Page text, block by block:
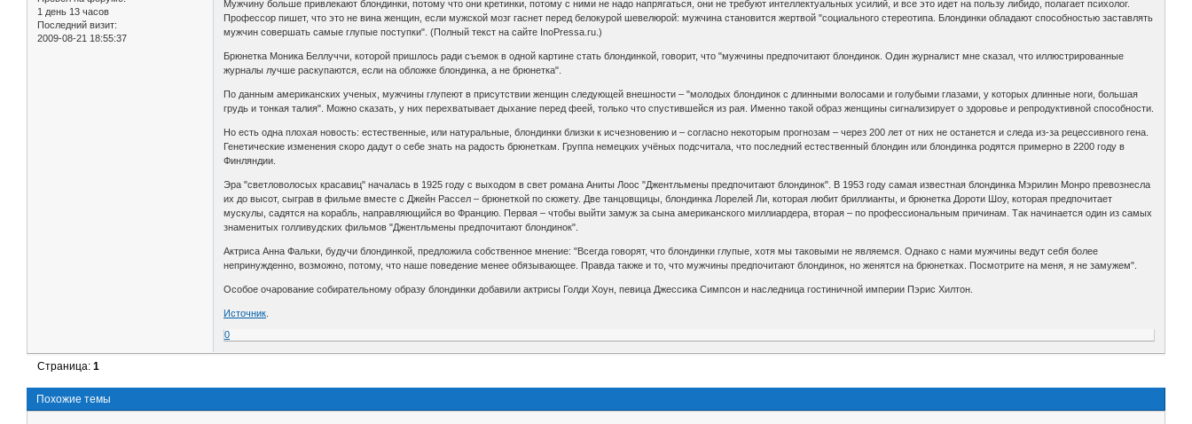
1 день 13 часов
Последний визит:
2009-08-21 18:55:37
Мужчину больше привлекают блондинки, потому что они кретинки, потому с ними не надо напрягаться, они не требуют интеллектуальных усилий, и все это идет на пользу либидо, полагает психолог.
Профессор пишет, что это не вина женщин, если мужской мозг гаснет перед белокурой шевелюрой: мужчина становится жертвой "социального стереотипа. Блондинки обладают способностью заставлять
мужчин совершать самые глупые поступки". (Полный текст на сайте InoPressa.ru.)
Брюнетка Моника Беллуччи, которой пришлось ради съемок в одной картине стать блондинкой, говорит, что "мужчины предпочитают блондинок. Один журналист мне сказал, что иллюстрированные
журналы лучше раскупаются, если на обложке блондинка, а не брюнетка".
По данным американских ученых, мужчины глупеют в присутствии женщин следующей внешности – "молодых блондинок с длинными волосами и голубыми глазами, у которых длинные ноги, большая
грудь и тонкая талия". Можно сказать, у них перехватывает дыхание перед феей, только что спустившейся из рая. Именно такой образ женщины сигнализирует о здоровье и репродуктивной способности.
Но есть одна плохая новость: естественные, или натуральные, блондинки близки к исчезновению и – согласно некоторым прогнозам – через 200 лет от них не останется и следа из-за рецессивного гена.
Генетические изменения скоро дадут о себе знать на радость брюнеткам. Группа немецких учёных подсчитала, что последний естественный блондин или блондинка родятся примерно в 2200 году в
Финляндии.
Эра "светловолосых красавиц" началась в 1925 году с выходом в свет романа Аниты Лоос "Джентльмены предпочитают блондинок". В 1953 году самая известная блондинка Мэрилин Монро превознесла
их до высот, сыграв в фильме вместе с Джейн Рассел – брюнеткой по сюжету. Две танцовщицы, блондинка Лорелей Ли, которая любит бриллианты, и брюнетка Дороти Шоу, которая предпочитает
мускулы, садятся на корабль, направляющийся во Францию. Первая – чтобы выйти замуж за сына американского миллиардера, вторая – по профессиональным причинам. Так начинается один из самых
знаменитых голливудских фильмов "Джентльмены предпочитают блондинок".
Актриса Анна Фальки, будучи блондинкой, предложила собственное мнение: "Всегда говорят, что блондинки глупые, хотя мы таковыми не являемся. Однако с нами мужчины ведут себя более
непринужденно, возможно, потому, что наше поведение менее обязывающее. Правда также и то, что мужчины предпочитают блондинок, но женятся на брюнетках. Посмотрите на меня, я не замужем".
Особое очарование собирательному образу блондинки добавили актрисы Голди Хоун, певица Джессика Симпсон и наследница гостиничной империи Пэрис Хилтон.
Источник
0
Страница:1
Похожие темы